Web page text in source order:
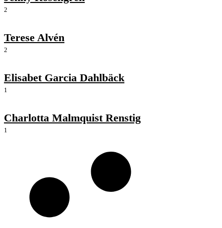
2
Terese Alvén
2
Elisabet Garcia Dahlbäck
1
Charlotta Malmquist Renstig
1